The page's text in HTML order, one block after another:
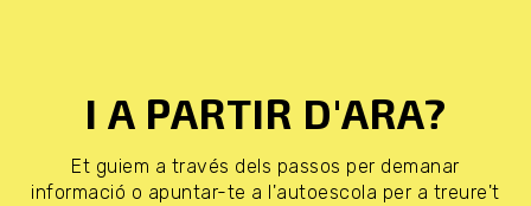
I A PARTIR D'ARA?
Et guiem a través dels passos per demanar
informació o apuntar-te a l'autoescola per a treure't